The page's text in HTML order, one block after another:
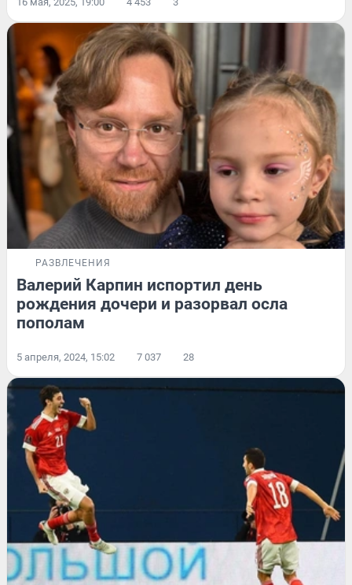
РАЗВЛЕЧЕНИЯ
Валерий Карпин испортил день
рождения дочери и разорвал осла
пополам
5 апреля, 2024, 15:02 7 037 28